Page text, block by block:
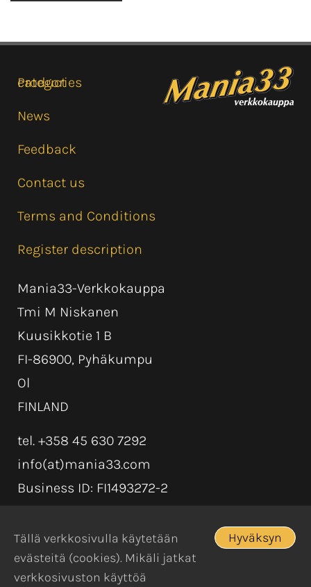
Product categories
News
Feedback
Contact us
Terms and Conditions
Register description
Mania33-Verkkokauppa
Tmi M Niskanen
Kuusikkotie 1 B
FI-86900, Pyhäkumpu
Ol
FINLAND
tel. +358 45 630 7292
info(at)mania33.com
Business ID: FI1493272-2
Tällä verkkosivulla käytetään
evästeitä (cookies). Mikäli jatkat
verkkosivuston käyttöä
Hyväksyn